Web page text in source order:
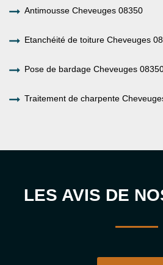
Antimousse Cheveuges 08350
Etanchéité de toiture Cheveuges
Pose de bardage Cheveuges
Traitement de charpente
LES AVIS DE